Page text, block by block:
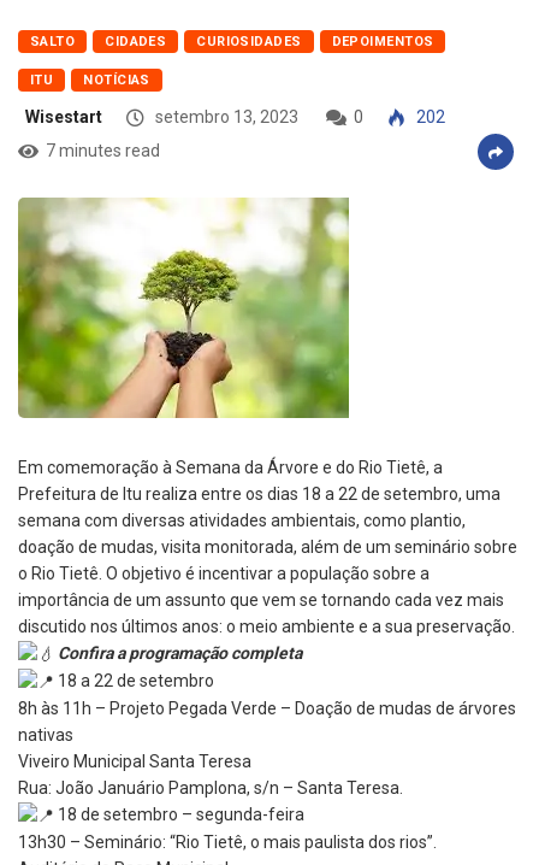
SALTO CIDADES CURIOSIDADES DEPOIMENTOS
ITU NOTÍCIAS
Wisestart setembro 13, 2023 0
202
7 minutes read
Em comemoração à Semana da Árvore e do Rio Tietê, a
Prefeitura de Itu realiza entre os dias 18 a 22 de setembro, uma
semana com diversas atividades ambientais, como plantio,
doação de mudas, visita monitorada, além de um seminário sobre
o Rio Tietê. O objetivo é incentivar a população sobre a
importância de um assunto que vem se tornando cada vez mais
discutido nos últimos anos: o meio ambiente e a sua preservação.
Confira a programação completa
18 a 22 de setembro
8h às 11h – Projeto Pegada Verde – Doação de mudas de árvores
nativas
Viveiro Municipal Santa Teresa
Rua: João Januário Pamplona, s/n – Santa Teresa.
18 de setembro – segunda-feira
13h30 – Seminário: “Rio Tietê, o mais paulista dos rios”.